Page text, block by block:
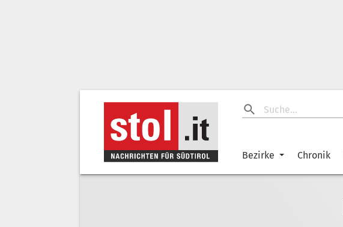
Bezirke Chronik